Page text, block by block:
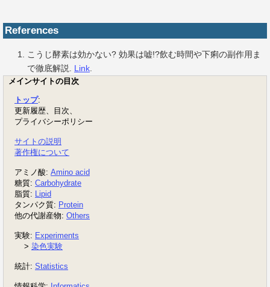
References
こうじ酵素は効かない? 効果は嘘!?飲む時間や下痢の副作用ま
で徹底解説. Link.